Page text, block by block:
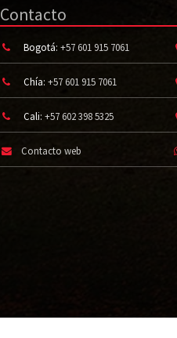
Contacto
Bogotá: +57 601 915 7061
Chía: +57 601 915 7061
Cali: +57 602 398 5325
Contacto web